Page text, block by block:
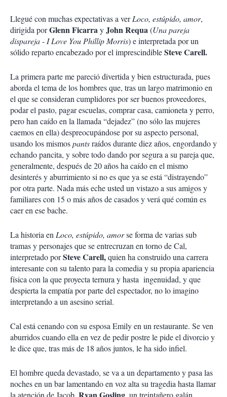
Llegué con muchas expectativas a verLoco, estúpido, amor,
dirigida porGlenn FicarrayJohn Requa(Una pareja
dispareja- I Love You Phillip Morris) e interpretada por un
sólido reparto encabezado por el imprescindibleSteve Carell.
La primera parte me pareció divertida y bien estructurada, pues
aborda el tema de los hombres que, tras un largo matrimonio en
el que se consideran cumplidores por ser buenos proveedores,
podar el pasto, pagar escuelas, comprar casa, camioneta y perro,
pero han caído en la llamada “dejadez” (no sólo las mujeres
caemos en ella) despreocupándose por su aspecto personal,
usando los mismospantsraídos durante diez años, engordando y
echando pancita, y sobre todo dando por segura a su pareja que,
generalmente, después de 20 años ha caído en el mismo
desinterés y aburrimiento si no es que ya se está “distrayendo”
por otra parte. Nada más eche usted un vistazo a sus amigos y
familiares con 15 o más años de casados y verá qué común es
caer en ese bache.
La historia en Loco, estúpido, amorse forma de varias sub
tramas y personajes que se entrecruzan en torno de Cal,
interpretado porSteve Carell,quien ha construido una carrera
interesante con su talento para la comedia y su propia apariencia
física con la que proyecta ternura y hasta ingenuidad, y que
despierta la empatía por parte del espectador, no lo imagino
interpretando a un asesino serial.
Cal está cenando con su esposa Emily en un restaurante. Se ven
aburridos cuando ella en vez de pedir postre le pide el divorcio y
le dice que, tras más de 18 años juntos, le ha sido infiel.
El hombre queda devastado, se va a un departamento y pasa las
noches en un bar lamentando en voz alta su tragedia hasta llamar
la atención de Jacob,
, un treintañero galán,